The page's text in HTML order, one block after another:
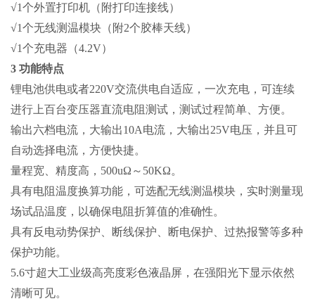
√1个外置打印机（附打印连接线）
√1个无线测温模块（附2个胶棒天线）
√1个充电器（4.2V）
3 功能特点
锂电池供电或者220V交流供电自适应，一次充电，可连续
进行上百台变压器直流电阻测试，测试过程简单、方便。
输出六档电流，大输出10A电流，大输出25V电压，并且可
自动选择电流，方便快捷。
量程宽、精度高，500uΩ～50KΩ。
具有电阻温度换算功能，可选配无线测温模块，实时测量现
场试品温度，以确保电阻折算值的准确性。
具有反电动势保护、断线保护、断电保护、过热报警等多种
保护功能。
5.6寸超大工业级高亮度彩色液晶屏，在强阳光下显示依然
清晰可见。